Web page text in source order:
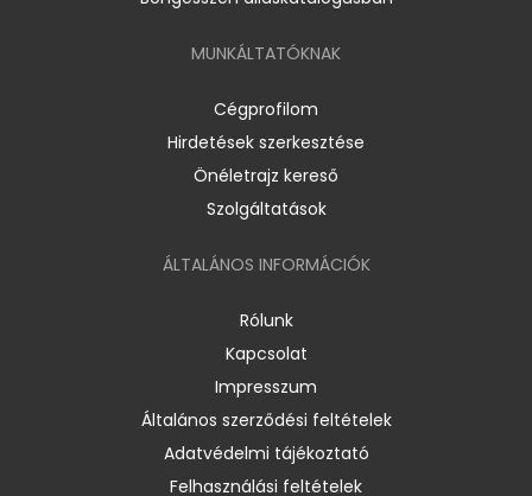
MUNKÁLTATÓKNAK
Cégprofilom
Hirdetések szerkesztése
Önéletrajz kereső
Szolgáltatások
ÁLTALÁNOS INFORMÁCIÓK
Rólunk
Kapcsolat
Impresszum
Általános szerződési feltételek
Adatvédelmi tájékoztató
Felhasználási feltételek